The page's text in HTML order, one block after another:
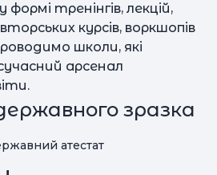
формі тренінгів, лекцій,
курсів, воркшопів
школи, які
арсенал
зразка
атестат